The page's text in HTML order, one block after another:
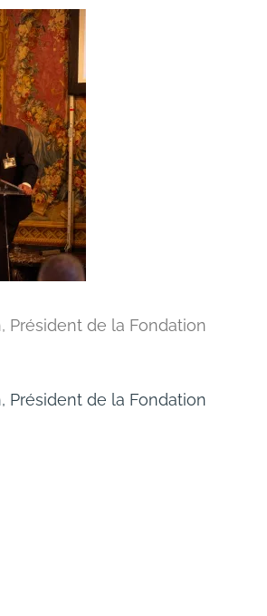
Président de la Fondation
Président de la Fondation